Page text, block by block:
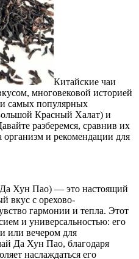
Китайские чаи
многовековой историей
самых популярных
Красный Халат) и
разберемся, сравнив их
и рекомендации для
Хун Пао) — это настоящий
вкус с орехово-
гармонии и тепла. Этот
и универсальностью: его
или вечером для
Да Хун Пао, благодаря
наслаждаться его